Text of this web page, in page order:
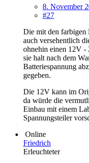
8. November
#27
Die mit den farbigen
auch versehentlich
ohnehin einen 12V -
sie halt nach dem
Batteriespannung
gegeben.
Die 12V kann im
da würde die
Einbau mit einem
Spannungsteiler
Online
Friedrich
Erleuchteter